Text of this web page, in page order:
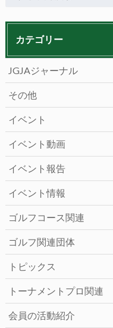
カテゴリー
JGJAジャーナル
その他
イベント
イベント動画
イベント報告
イベント情報
ゴルフコース関連
ゴルフ関連団体
トピックス
トーナメントプロ関連
会員の活動紹介